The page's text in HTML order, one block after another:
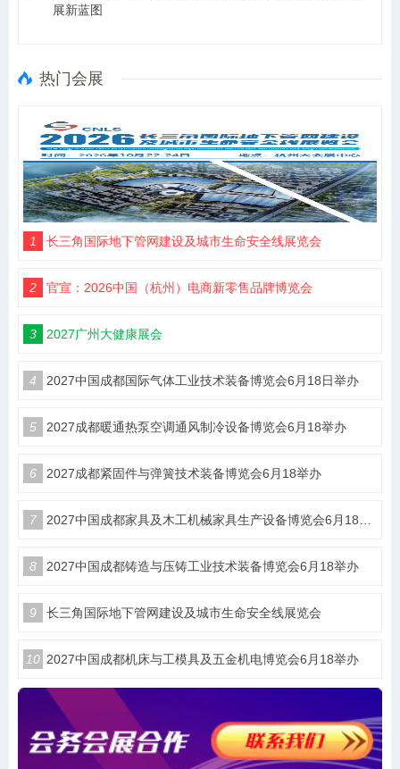
展新蓝图
热门会展
1 长三角国际地下管网建设及城市生命安全线展览会
2 官宣：2026中国（杭州）电商新零售品牌博览会
3 2027广州大健康展会
4 2027中国成都国际气体工业技术装备博览会6月18日举办
5 2027成都暖通热泵空调通风制冷设备博览会6月18举办
6 2027成都紧固件与弹簧技术装备博览会6月18举办
7 2027中国成都家具及木工机械家具生产设备博览会6月18举办
8 2027中国成都铸造与压铸工业技术装备博览会6月18举办
9 长三角国际地下管网建设及城市生命安全线展览会
10 2027中国成都机床与工模具及五金机电博览会6月18举办